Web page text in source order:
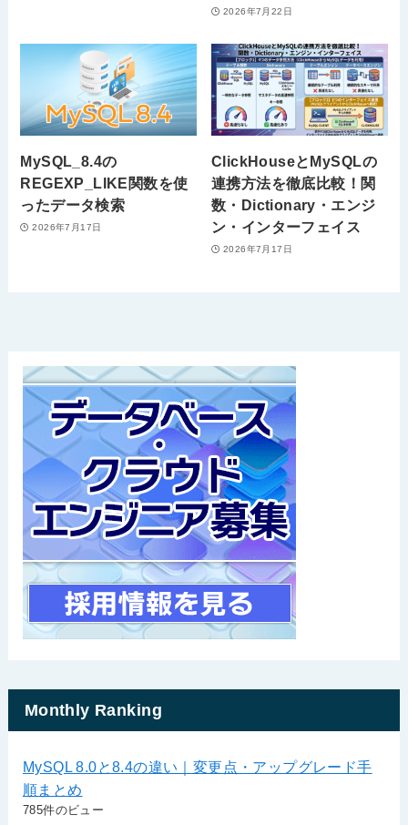
2026年7月22日
MySQL_8.4の
REGEXP_LIKE関数を使
ったデータ検索
2026年7月17日
ClickHouseとMySQLの
連携方法を徹底比較！関
数・Dictionary・エンジ
ン・インターフェイス
2026年7月17日
Monthly Ranking
MySQL 8.0と8.4の違い｜変更点・アップグレード手
順まとめ
785件のビュー